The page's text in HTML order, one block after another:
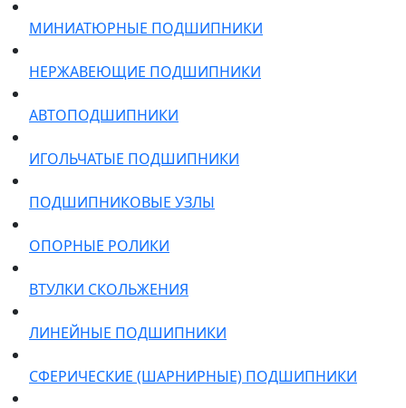
МИНИАТЮРНЫЕ ПОДШИПНИКИ
НЕРЖАВЕЮЩИЕ ПОДШИПНИКИ
АВТОПОДШИПНИКИ
ИГОЛЬЧАТЫЕ ПОДШИПНИКИ
ПОДШИПНИКОВЫЕ УЗЛЫ
ОПОРНЫЕ РОЛИКИ
ВТУЛКИ СКОЛЬЖЕНИЯ
ЛИНЕЙНЫЕ ПОДШИПНИКИ
СФЕРИЧЕСКИЕ (ШАРНИРНЫЕ) ПОДШИПНИКИ